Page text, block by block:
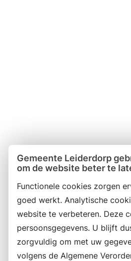
Gemeente Leiderdorp
om de website beter te
Functionele cookies zorgen
goed werkt. Analytische
website te verbeteren. Deze
persoonsgegevens. U blijft
zorgvuldig om met uw
volgens de Algemene